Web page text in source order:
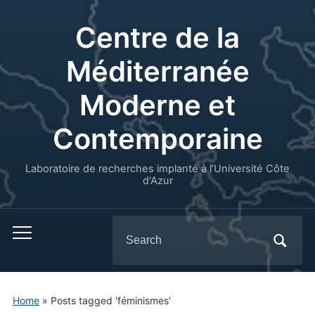
Centre de la
Méditerranée
Moderne et
Contemporaine
Laboratoire de recherches implanté à l’Université Côte
d'Azur
for:
Home» Posts tagged 'féminismes'